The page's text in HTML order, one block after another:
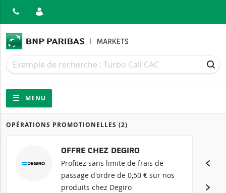
Recherche
Recherche
Navigation
Navigation sur le site
MENU
Produits
OPÉRATIONS PROMOTIONELLES (2)
OFFRE CHEZ DEGIRO
Profitez sans limite de frais de
passage d'ordre de 0,50 € sur nos
produits chez Degiro